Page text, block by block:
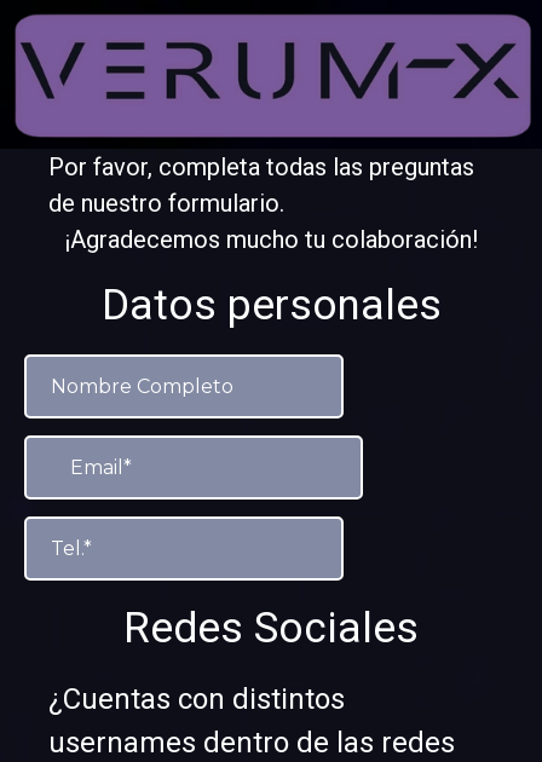
Por favor, completa todas las preguntas
de nuestro formulario.
¡Agradecemos mucho tu colaboración!
Datos personales
Redes Sociales
¿Cuentas con distintos
usernames dentro de las redes